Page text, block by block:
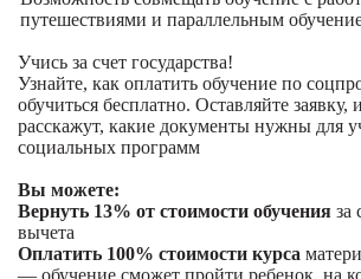
путешествиями и параллельным
Учись за счет государства!
Узнайте, как оплатить обучение по
обучиться бесплатно. Оставляйте
расскажут, какие документы нужны для
социальных программ
Вы можете:
Вернуть 13% от стоимости обучения за
вычета
Оплатить 100% стоимости курса
— обучение сможет пройти ребенок, на